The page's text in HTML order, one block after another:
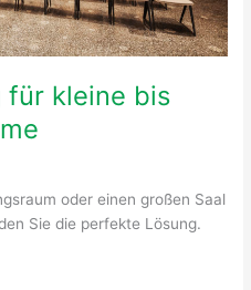
für kleine bis
oder einen großen Saal
Sie die perfekte Lösung.